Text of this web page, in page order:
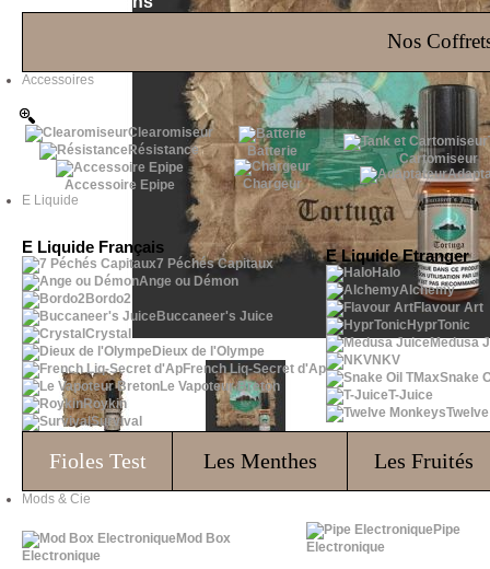
Nos
Accessoires
Clearomiseur
Résistance
Accessoire Epipe
Batterie
Chargeur
Cartomiseur
E Liquide
E Liquide Français
7 Péchés Capitaux
Ange ou Démon
Bordo2
Buccaneer's Juice
Crystal
Dieux de l'Olympe
French Liq-Secret d'Ap
Le Vapoteur Breton
Roykin
Survival
E Liquide Etranger
Halo
Alchemy
Flavour Art
HyprTonic
Medusa
NKV
Snake
T-Juice
Fioles Test Les Menthes Les Fruités
Mods & Cie
Mod Box
Electronique
Pipe
Electronique